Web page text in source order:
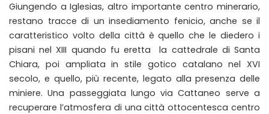
Giungendo a Iglesias, altro importante centro minerario,
restano tracce di un insediamento fenicio, anche se il
caratteristico volto della città è quello che le diedero i
pisani nel XIII quando fu eretta la cattedrale di Santa
Chiara, poi ampliata in stile gotico catalano nel XVI
secolo, e quello, più recente, legato alla presenza delle
miniere. Una passeggiata lungo via Cattaneo serve a
recuperare l’atmosfera di una città ottocentesca centro